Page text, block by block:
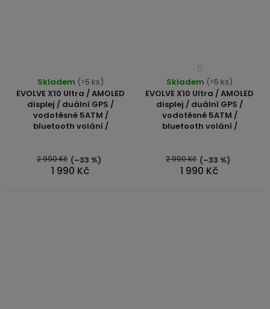
EVOLVE X10 Ultra / AMOLED
displej / duální GPS /
vodotěsné 5ATM /
bluetooth volání /
Skladem (>5 ks)
1 990 Kč
2 990 Kč (–33 %)
EVOLVE X10 Ultra / AMOLED
displej / duální GPS /
vodotěsné 5ATM /
bluetooth volání /
Průměrné
hodnocení
produktu
je
4,0
5
hvězdiček.
Skladem (>5 ks)
1 990 Kč
2 990 Kč (–33 %)